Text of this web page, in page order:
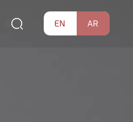
EN AR